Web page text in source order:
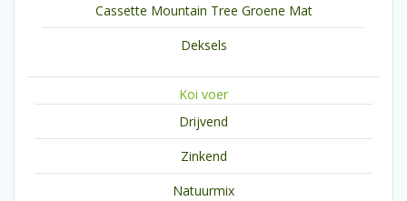
Cassette Mountain Tree Groene Mat
Deksels
Koi voer
Drijvend
Zinkend
Natuurmix